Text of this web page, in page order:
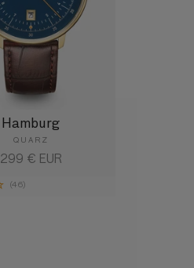
Hamburg
QUARZ
Normaler
299 € EUR
(46)